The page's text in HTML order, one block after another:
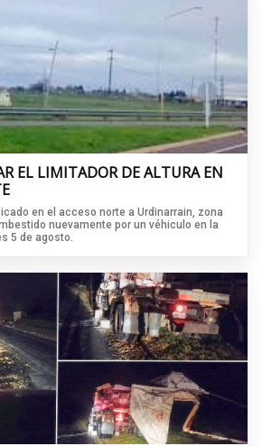
EL LIMITADOR DE ALTURA EN
en el acceso norte a Urdinarrain, zona
nuevamente por un véhiculo en la
5 de agosto.